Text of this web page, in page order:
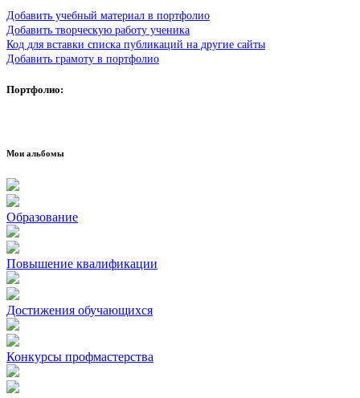
Добавить учебный материал в портфолио
Добавить творческую работу ученика
Код для вставки списка публикаций на другие сайты
Добавить грамоту в портфолио
Портфолио:
Мои альбомы
Образование
Повышение квалификации
Достижения обучающихся
Конкурсы профмастерства